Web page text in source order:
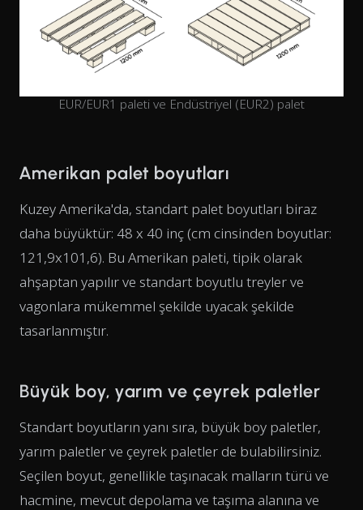
EUR/EUR1 paleti ve Endüstriyel (EUR2) palet
Amerikan palet boyutları
Kuzey Amerika'da, standart palet boyutları biraz
daha büyüktür: 48 x 40 inç (cm cinsinden boyutlar:
121,9x101,6). Bu Amerikan paleti, tipik olarak
ahşaptan yapılır ve standart boyutlu treyler ve
vagonlara mükemmel şekilde uyacak şekilde
tasarlanmıştır.
Büyük boy, yarım ve çeyrek paletler
Standart boyutların yanı sıra, büyük boy paletler,
yarım paletler ve çeyrek paletler de bulabilirsiniz.
Seçilen boyut, genellikle taşınacak malların türü ve
hacmine, mevcut depolama ve taşıma alanına ve